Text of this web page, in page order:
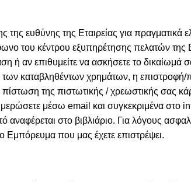
ευθύνης της Εταιρείας για
του κέντρου εξυπηρέτησης πελατών της
ή αν επιθυμείτε να ασκήσετε το
καταβληθέντων χρημάτων, η
της πιστωτικής / χρεωστικής σας
μέσω email και συγκεκριμένα στο
στο βιβλιάριο. Για λόγους
Εμπόρευμα που μας έχετε επιστρέψει.